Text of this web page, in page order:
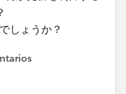
しょうか？